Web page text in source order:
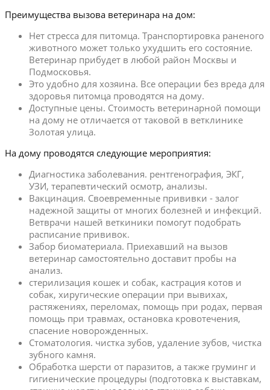
Преимущества вызова ветеринара на дом:
Нет стресса для питомца. Транспортировка раненого
животного может только ухудшить его состояние.
Ветеринар прибудет в любой район Москвы и
Подмосковья.
Это удобно для хозяина. Все операции без вреда для
здоровья питомца проводятся на дому.
Доступные цены. Стоимость ветеринарной помощи
на дому не отличается от таковой в ветклинике
Золотая улица.
На дому проводятся следующие мероприятия:
Диагностика заболевания. рентгенография, ЭКГ,
УЗИ, терапевтический осмотр, анализы.
Вакцинация. Своевременные прививки - залог
надежной защиты от многих болезней и инфекций.
Ветврачи нашей веткиники помогут подобрать
расписание прививок.
Забор биоматериала. Приехавший на вызов
ветеринар самостоятельно доставит пробы на
анализ.
стерилизация кошек и собак, кастрация котов и
собак, хиругические операции при вывихах,
растяжениях, переломах, помощь при родах, первая
помощь при травмах, остановка кровотечения,
спасение новорожденных.
Стоматология. чистка зубов, удаление зубов, чистка
зубного камня.
Обработка шерсти от паразитов, а также груминг и
гигиенические процедуры (подготовка к выставкам,